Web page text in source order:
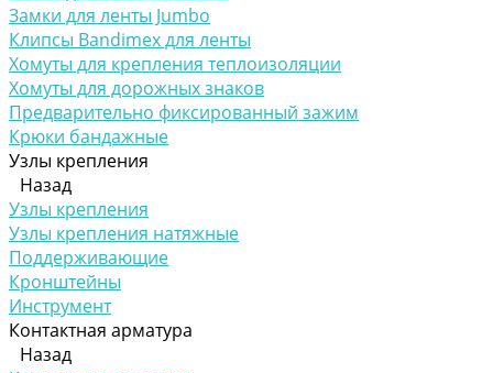
Замки для ленты Jumbo
Клипсы Bandimex для ленты
Хомуты для крепления теплоизоляции
Хомуты для дорожных знаков
Предварительно фиксированный зажим
Крюки бандажные
Узлы крепления
Назад
Узлы крепления
Узлы крепления натяжные
Поддерживающие
Кронштейны
Инструмент
Контактная арматура
Назад